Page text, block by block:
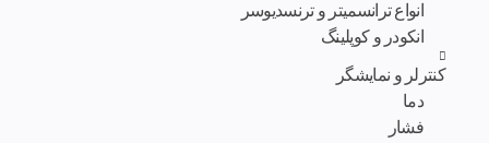
انواع ترانسمیتر و ترنسدیوسر
انکودر و کوپلینگ
کنترلر و نمایشگر
دما
فشار